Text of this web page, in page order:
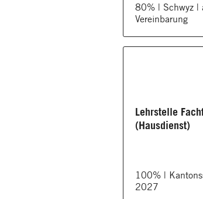
80% | Schwyz |
Vereinbarung
Lehrstelle
(Hausdienst)
100% |
2027